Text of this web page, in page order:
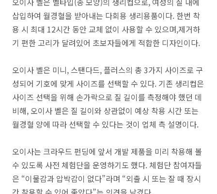
삽입하여 월경혈을 받아내는 다회용 생리용품이다. 한번 착
용 시 최대 12시간 동안 교체 없이 사용할 수 있으며,제거하
기 편한 고리가 달려있어 초보자들에게 적합한 디자인이다.
오이사 벨은 미니, 스탠다드, 플러스의 총 3가지 사이즈로 구
성되어 기호에 맞게 사이즈를 선택할 수 있다. 기존 생리컵은
사이즈 선택을 위해 손가락으로 질 길이를 측정해야 했던 데
비해, 오이사 벨은 질 길이와 상관없이 예상 착용 시간 또는
월경혈 양에 따라 선택할 수 있다는 것이 업체 측 설명이다.
오이사는 크라우드 펀딩에 앞서 개발 제품을 미리 착용해 볼
수 있도록 사전 체험단을 운영하기도 했다. 체험단 참여자들
은 “이물감과 압박감이 없다”라며 “외출 시 또는 잘 때 장시